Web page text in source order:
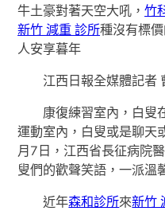
牛土豪對著天空大吼，竹
新竹 減重 診所種沒有標
人安享暮年
江西日報全媒體記者
康復練習室內，白叟
運動室內，白叟或是聊天
月7日，江西省長征病院醫
叟們的歡聲笑語，一派溫
近年森和診所來新竹